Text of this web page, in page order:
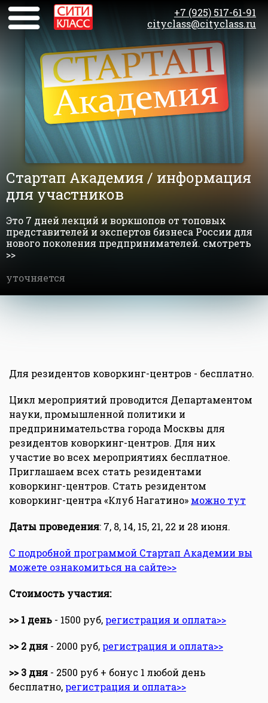
+7 (925) 517-61-91
cityclass@cityclass.ru
Стартап Академия / информация
для участников
Это 7 дней лекций и воркшопов от топовых
представителей и экспертов бизнеса России для
нового поколения предпринимателей. смотреть
>>
уточняется
Для резидентов коворкинг-центров - бесплатно.
Цикл мероприятий проводится Департаментом
науки, промышленной политики и
предпринимательства города Москвы для
резидентов коворкинг-центров. Для них
участие во всех мероприятиях бесплатное.
Приглашаем всех стать резидентами
коворкинг-центров. Стать резидентом
коворкинг-центра «Клуб Нагатино» можно тут
Даты проведения: 7, 8, 14, 15, 21, 22 и 28 июня.
С подробной программой Стартап Академии вы
можете ознакомиться на сайте>>
Стоимость участия:
>> 1 день - 1500 руб, регистрация и оплата>>
>>2 дня - 2000 руб, регистрация и оплата>>
>>3 дня - 2500 руб + бонус 1 любой день
бесплатно, регистрация и оплата>>